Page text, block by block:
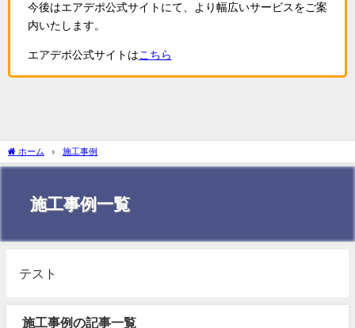
今後はエアデポ公式サイトにて、より幅広いサービスをご案
内いたします。
エアデポ公式サイトは こちら
ホーム 施工事例
施工事例一覧
テスト
施工事例の記事一覧